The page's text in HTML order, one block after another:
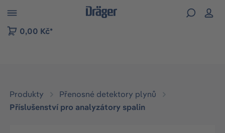
to B2B platform navigation
0,00 Kč*
Produkty
Přenosné detektory plynů
Příslušenství pro analyzátory spalin